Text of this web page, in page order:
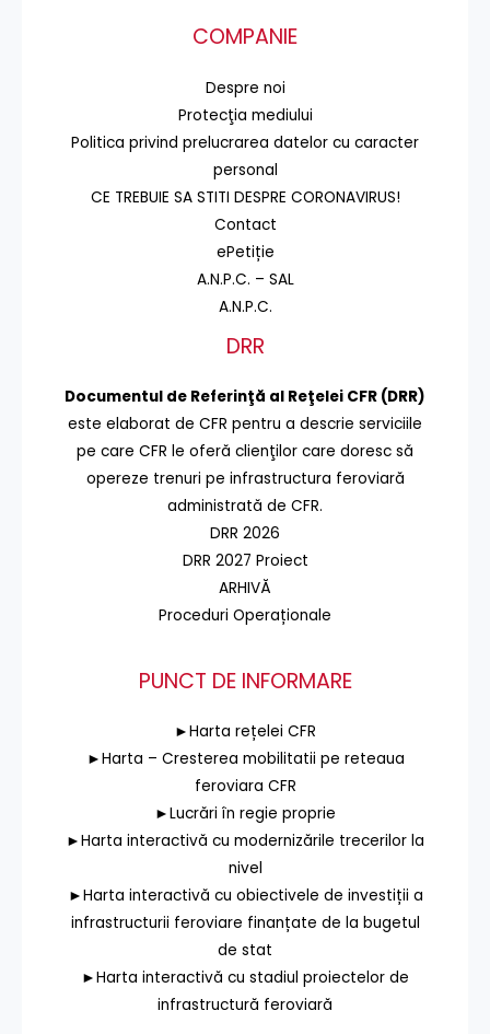
COMPANIE
Despre noi
Protecţia mediului
Politica privind prelucrarea datelor cu caracter
personal
CE TREBUIE SA STITI DESPRE CORONAVIRUS!
Contact
ePetiție
A.N.P.C. – SAL
A.N.P.C.
DRR
Documentul de Referinţă al Reţelei CFR (DRR)
este elaborat de CFR pentru a descrie serviciile
pe care CFR le oferă clienţilor care doresc să
opereze trenuri pe infrastructura feroviară
administrată de CFR.
DRR 2026
DRR 2027 Proiect
ARHIVĂ
Proceduri Operaționale
PUNCT DE INFORMARE
►Harta rețelei CFR
►Harta – Cresterea mobilitatii pe reteaua
feroviara CFR
►Lucrări în regie proprie
►Harta interactivă cu modernizările trecerilor la
nivel
►Harta interactivă cu obiectivele de investiții a
infrastructurii feroviare finanțate de la bugetul
de stat
►Harta interactivă cu stadiul proiectelor de
infrastructură feroviară